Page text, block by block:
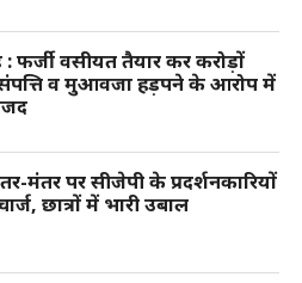
: फर्जी वसीयत तैयार कर करोड़ों
व मुआवजा हड़पने के आरोप में
मंतर पर सीजेपी के प्रदर्शनकारियों
छात्रों में भारी उबाल